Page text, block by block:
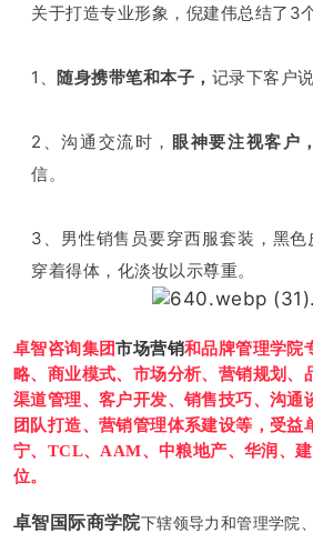
关于打造专业形象，倪建伟总结了3
1、 随身携带笔和本子， 记录下客户
2、沟通交流时， 眼神要注视客户
信。
3、男性销售员要穿西服套装，黑
穿着得体，化淡妆以示尊重。
卓智咨询集团市场营销和品牌管理学院
略、商业模式、市场分析、营销规划、
渠道管理、客户开发、销售技巧、沟通
团队打造、营销管理体系建设等，受益
宁、TCL、AAM、中粮地产、华润、
位。
卓智国际商学院下辖领导力和管理学院